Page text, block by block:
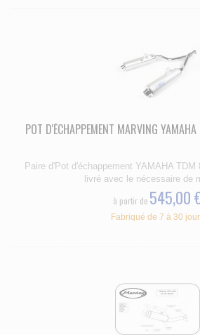
POT D'ÉCHAPPEMENT MARVING
Paire d'Pot d'échappement YAMAHA TDM
livré avec le nécessaire de
à partir de 545,00
Fabriqué de 7 à 30